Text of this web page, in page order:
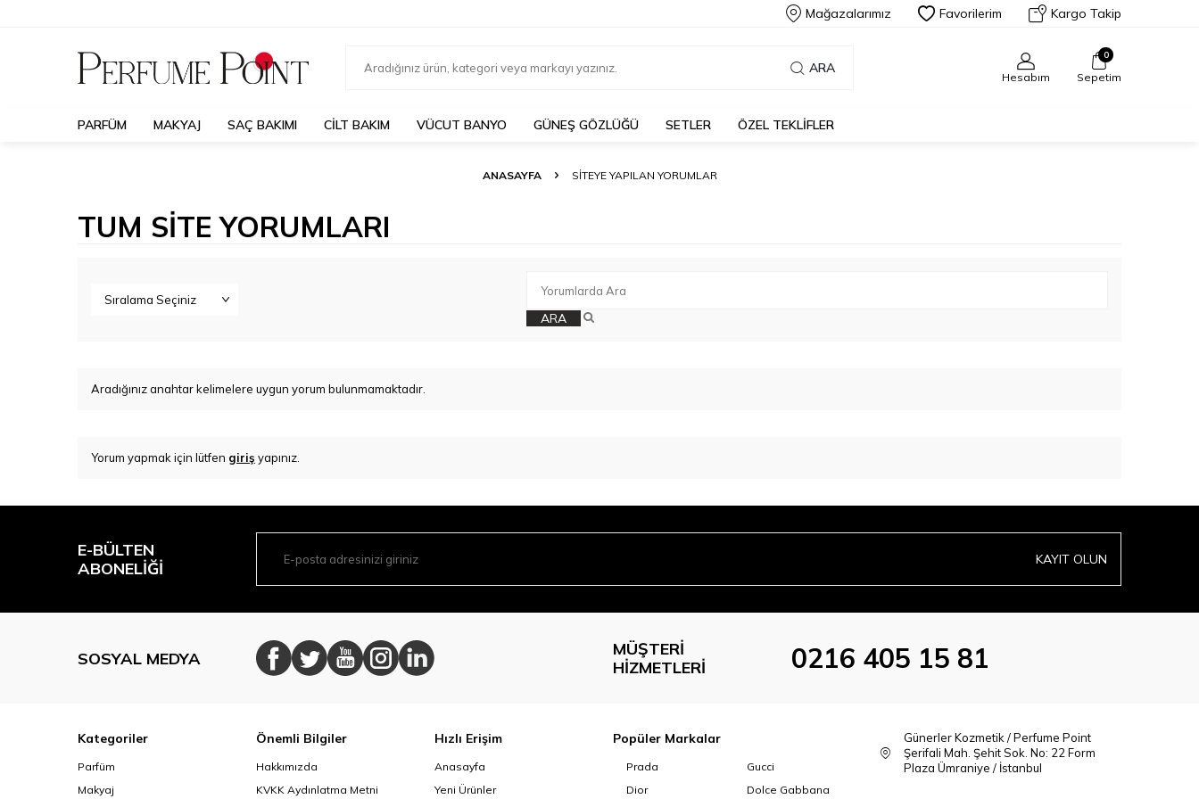
Mağazalarımız Favorilerim Kargo Takip
ARA
Hesabım
0
Sepetim
PARFÜM MAKYAJ SAÇ BAKIMI CILT BAKIM VÜCUT BANYO GÜNEŞ GÖZLÜĞÜ SETLER ÖZEL TEKLIFLER
ANASAYFA SITEYE YAPILAN YORUMLAR
TUM SITE YORUMLARI
ARA
Aradığınız anahtar kelimelere uygun yorum bulunmamaktadır.
Yorum yapmak için lütfen giriş yapınız.
E-BÜLTEN
ABONELIĞI
KAYIT OLUN
SOSYAL MEDYA
MÜŞTERI
HIZMETLERI
0216 405 15 81
Kategoriler
Parfüm
Makyaj
Önemli Bilgiler
Hakkımızda
KVKK Aydınlatma Metni
Hızlı Erişim
Anasayfa
Yeni Ürünler
Popüler Markalar
Prada
Gucci
Dior
Dolce Gabbana
Günerler Kozmetik / Perfume Point
Şerifali Mah. Şehit Sok. No: 22 Form
Plaza Ümraniye / İstanbul